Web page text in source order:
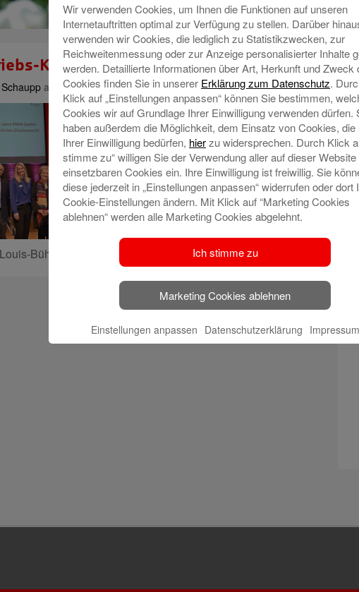
Kita: „Ein Garten für Kinder“
am 30. Mai 2023 um 9:14
Nicht nur für unseren
Vorstandsvorsitzenden, Dr. Heinz-
Werner Schulte, war es eine Freude,
den zehnjährigen Geburtstag unseres
„KNAX-Gartens“ zu feiern. So nennen
wir unseren 2013 eröffneten
Betriebskindergarten. Auf unsere
Einladung waren viele kleine und
Bührer-Saal gekommen,
Mehr lesen
Wir verwenden Cookies, um Ihnen die Funktionen auf unseren
Internetauftritten optimal zur Verfügung zu stellen. Darüber
verwenden wir Cookies, die lediglich zu Statistikzwecken, zur
Reichweitenmessung oder zur Anzeige personalisierter Inhalte
werden. Detaillierte Informationen über Art, Herkunft und Zweck
Cookies finden Sie in unserer Erklärung zum Datenschutz.
Klick auf „Einstellungen anpassen“ können Sie bestimmen,
Cookies wir auf Grundlage Ihrer Einwilligung verwenden dürfen.
haben außerdem die Möglichkeit, dem Einsatz von Cookies, die
Ihrer Einwilligung bedürfen, hierzu widersprechen. Durch Klick
stimme zu“ willigen Sie der Verwendung aller auf dieser Website
einsetzbaren Cookies ein. Ihre Einwilligung ist freiwillig. Sie
diese jederzeit in „Einstellungen anpassen“ widerrufen oder dort
Cookie-Einstellungen ändern. Mit Klick auf “Marketing Cookies
ablehnen“ werden alle Marketing Cookies abgelehnt.
Ich stimme zu
Marketing Cookies ablehnen
Einstellungen anpassen Datenschutzerklärung Impressum